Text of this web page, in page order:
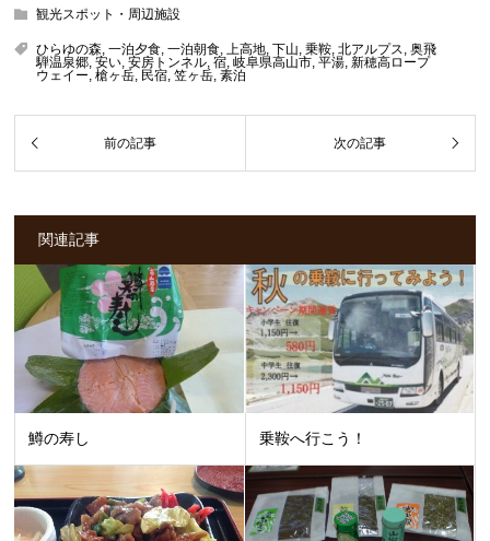
観光スポット・周辺施設
ひらゆの森,一泊夕食,一泊朝食,上高地,下山,乗鞍,北アルプス,奥飛
騨温泉郷,安い,安房トンネル,宿,岐阜県高山市,平湯,新穂高ロープ
ウェイー,槍ヶ岳, 民宿,笠ヶ岳,素泊
関連記事
鱒の寿し 乗鞍へ行こう！